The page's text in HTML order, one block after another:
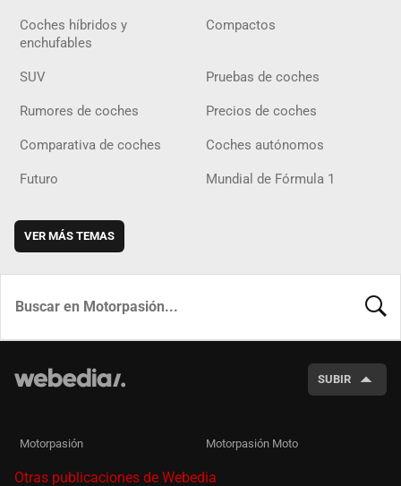
Coches híbridos y
enchufables
Compactos
SUV Pruebas de coches
Rumores de coches Precios de coches
Comparativa de coches Coches autónomos
Futuro Mundial de Fórmula 1
VER MÁS TEMAS
SUBIR
Motorpasión Motorpasión Moto
Otras publicaciones de Webedia